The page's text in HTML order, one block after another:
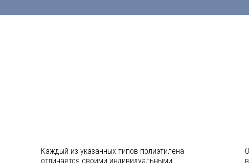
Каждый из указанных типов полиэтилена
отличается своими индивидуальными